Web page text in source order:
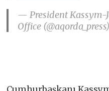
— President Kassym-
Office